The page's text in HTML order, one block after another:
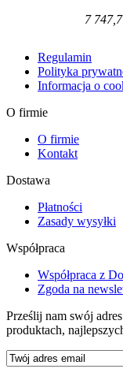
7
Regulamin
Polityka
Informacja o
O firmie
O firmie
Kontakt
Dostawa
Płatności
Zasady wysyłki
Współpraca
Współpraca z
Zgoda na
Prześlij nam swój
produktach,